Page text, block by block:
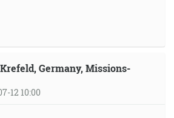
Krefeld, Germany, Missions-
12 10:00